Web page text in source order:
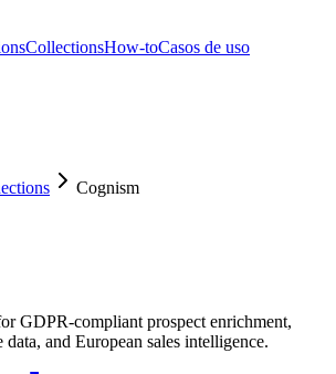
CollectionsHow-toCasos de uso
Cognism
GDPR-compliant prospect enrichment,
and European sales intelligence.